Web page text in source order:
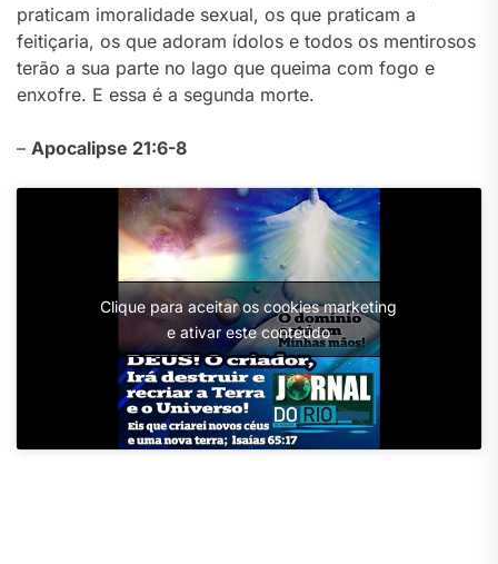
praticam imoralidade sexual, os que praticam a
feitiçaria, os que adoram ídolos e todos os mentirosos
terão a sua parte no lago que queima com fogo e
enxofre. E essa é a segunda morte.
– Apocalipse 21:6-8
Clique para aceitar os cookies marketing
e ativar este conteúdo